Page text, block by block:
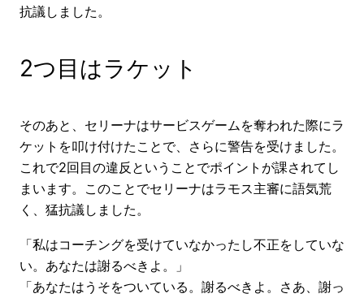
抗議しました。
2つ目はラケット
そのあと、セリーナはサービスゲームを奪われた際にラ
ケットを叩け付けたことで、さらに警告を受けました。
これで2回目の違反ということでポイントが課されてし
まいます。このことでセリーナはラモス主審に語気荒
く、猛抗議しました。
「私はコーチングを受けていなかったし不正をしていな
い。あなたは謝るべきよ。」
「あなたはうそをついている。謝るべきよ。さあ、謝っ